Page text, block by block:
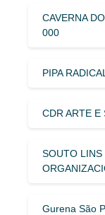
CAVERNA
000
PIPA
CDR ARTE E
SOUTO LINS
Gurena São